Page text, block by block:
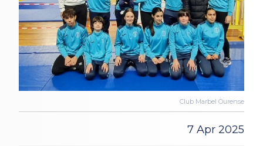
Club Marbel Ourense
7 Apr 2025